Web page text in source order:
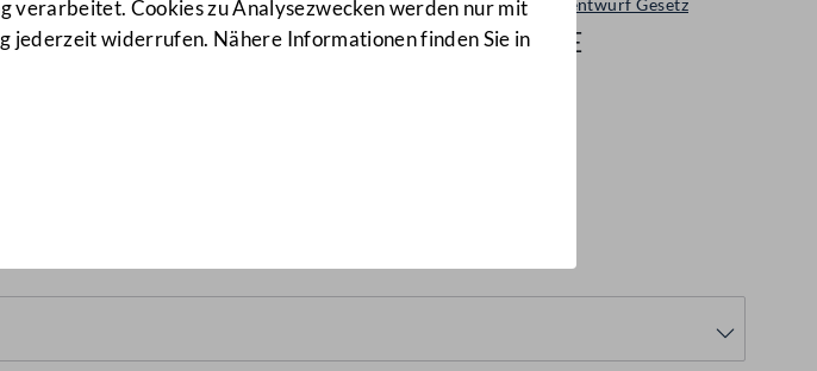
verarbeitet. Cookies zu Analysezwecken werden nur mit
jederzeit widerrufen. Nähere Informationen finden Sie in
Ministerialentwurf Gesetz
166/ME
Änderung